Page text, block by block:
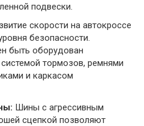
подвески.
скорости на автокроссе
безопасности.
быть оборудован
тормозов, ремнями
и каркасом
Шины с агрессивным
сцепкой позволяют